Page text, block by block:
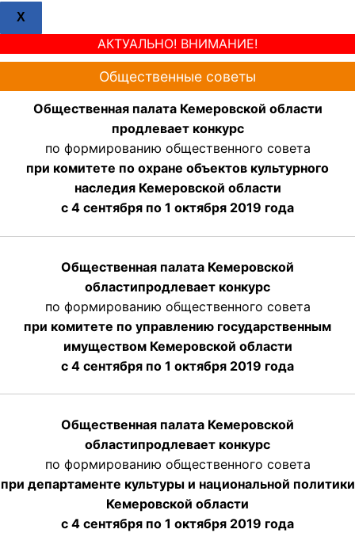
X
АКТУАЛЬНО! ВНИМАНИЕ!
Общественные советы
Общественная палата Кемеровской области
продлевает конкурс
по формированию общественного совета
при комитете по охране объектов культурного
наследия Кемеровской области
с 4 сентября по 1 октября 2019 года
Общественная палата Кемеровской
областипродлевает конкурс
по формированию общественного совета
при комитете по управлению государственным
имуществом Кемеровской области
с 4 сентября по 1 октября 2019 года
Общественная палата Кемеровской
областипродлевает конкурс
по формированию общественного совета
при департаменте культуры и национальной политики
Кемеровской области
с 4 сентября по 1 октября 2019 года